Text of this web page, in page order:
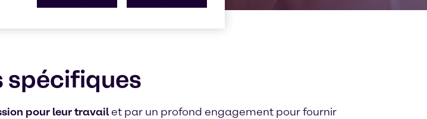
spécifiques
pour leur travail et par un profond engagement pour fournir